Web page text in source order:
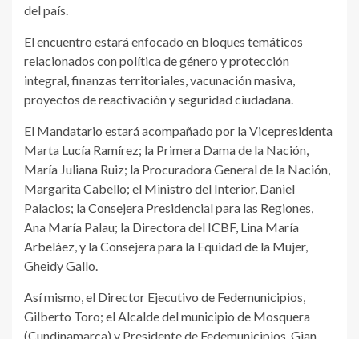
del país.
El encuentro estará enfocado en bloques temáticos
relacionados con política de género y protección
integral, finanzas territoriales, vacunación masiva,
proyectos de reactivación y seguridad ciudadana.
El Mandatario estará acompañado por la Vicepresidenta
Marta Lucía Ramírez; la Primera Dama de la Nación,
María Juliana Ruiz; la Procuradora General de la Nación,
Margarita Cabello; el Ministro del Interior, Daniel
Palacios; la Consejera Presidencial para las Regiones,
Ana María Palau; la Directora del ICBF, Lina María
Arbeláez, y la Consejera para la Equidad de la Mujer,
Gheidy Gallo.
Así mismo, el Director Ejecutivo de Fedemunicipios,
Gilberto Toro; el Alcalde del municipio de Mosquera
(Cundinamarca) y Presidente de Fedemunicipios, Gian